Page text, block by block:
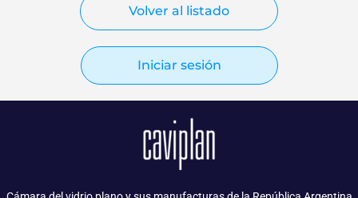
Volver al listado
Iniciar sesión